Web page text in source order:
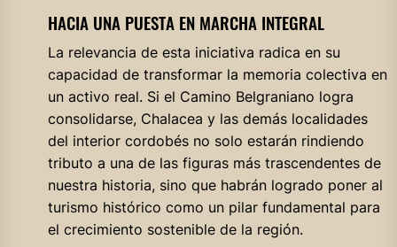
HACIA UNA PUESTA EN MARCHA INTEGRAL
La relevancia de esta iniciativa radica en su
capacidad de transformar la memoria colectiva en
un activo real. Si el Camino Belgraniano logra
consolidarse, Chalacea y las demás localidades
del interior cordobés no solo estarán rindiendo
tributo a una de las figuras más trascendentes de
nuestra historia, sino que habrán logrado poner al
turismo histórico como un pilar fundamental para
el crecimiento sostenible de la región.